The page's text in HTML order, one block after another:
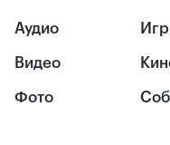
Аудио
Видео
Фото